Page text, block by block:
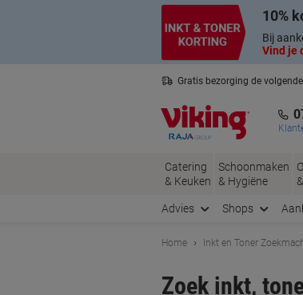
10%
Bij
Vind je
Gratis bezorging de
Catering
& Keuken
Schoonmaken
& Hygiëne
Advies Shops
Home Inkt en Toner
Zoek inkt,